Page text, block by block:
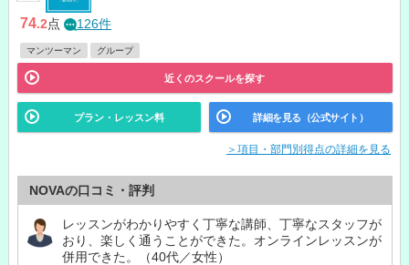
74.2点 126件
マンツーマン グループ
近くのスクールを探す
プラン・レッスン料 詳細を見る（公式サイト）
＞項目・部門別得点の詳細を見る
NOVAの口コミ・評判
レッスンがわかりやすく丁寧な講師、丁寧なスタッフが
おり、楽しく通うことができた。オンラインレッスンが
併用できた。（40代／女性）